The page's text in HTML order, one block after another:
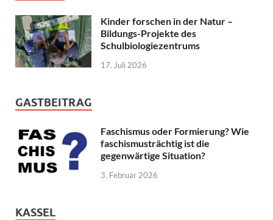
Kinder forschen in der Natur –
Bildungs-Projekte des
Schulbiologiezentrums
17. Juli 2026
GASTBEITRAG
Faschismus oder Formierung? Wie
faschismusträchtig ist die
gegenwärtige Situation?
3. Februar 2026
KASSEL